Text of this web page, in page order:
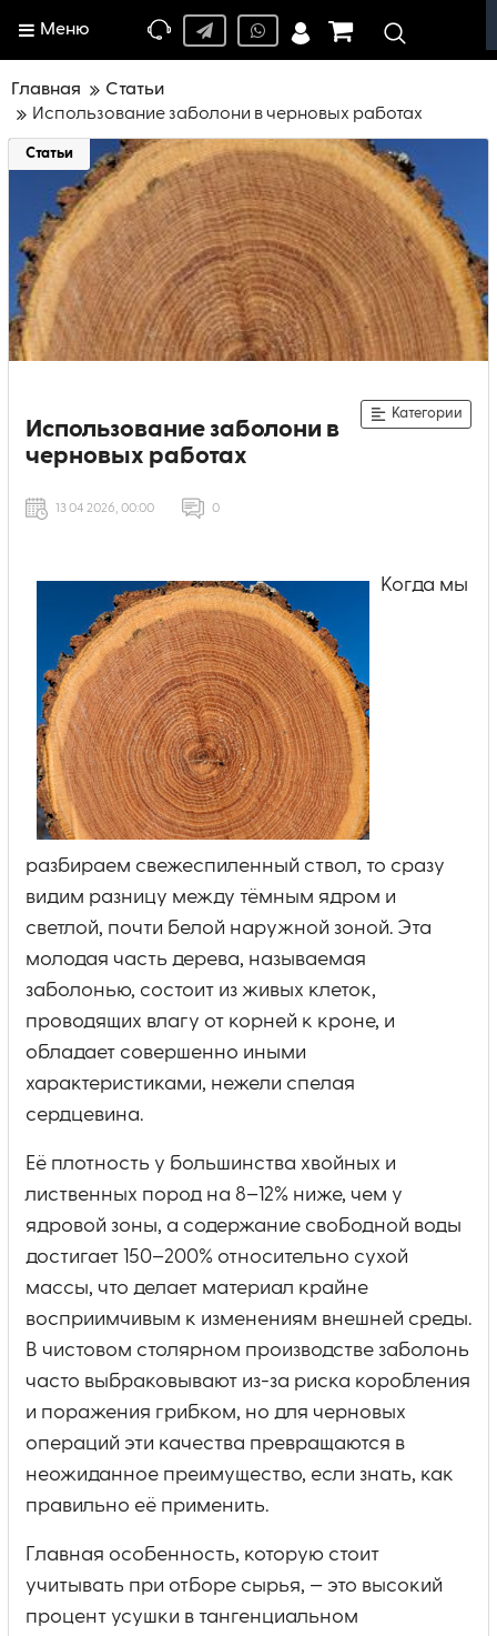
Меню
Главная
Статьи
Использование заболони в черновых работах
Статьи
Использование заболони в
черновых работах
Категории
13 04 2026, 00:00 0
Когда мы
разбираем свежеспиленный ствол, то сразу
видим разницу между тёмным ядром и
светлой, почти белой наружной зоной. Эта
молодая часть дерева, называемая
заболонью, состоит из живых клеток,
проводящих влагу от корней к кроне, и
обладает совершенно иными
характеристиками, нежели спелая
сердцевина.
Её плотность у большинства хвойных и
лиственных пород на 8–12% ниже, чем у
ядровой зоны, а содержание свободной воды
достигает 150–200% относительно сухой
массы, что делает материал крайне
восприимчивым к изменениям внешней среды.
В чистовом столярном производстве заболонь
часто выбраковывают из-за риска коробления
и поражения грибком, но для черновых
операций эти качества превращаются в
неожиданное преимущество, если знать, как
правильно её применить.
Главная особенность, которую стоит
учитывать при отборе сырья, — это высокий
процент усушки в тангенциальном